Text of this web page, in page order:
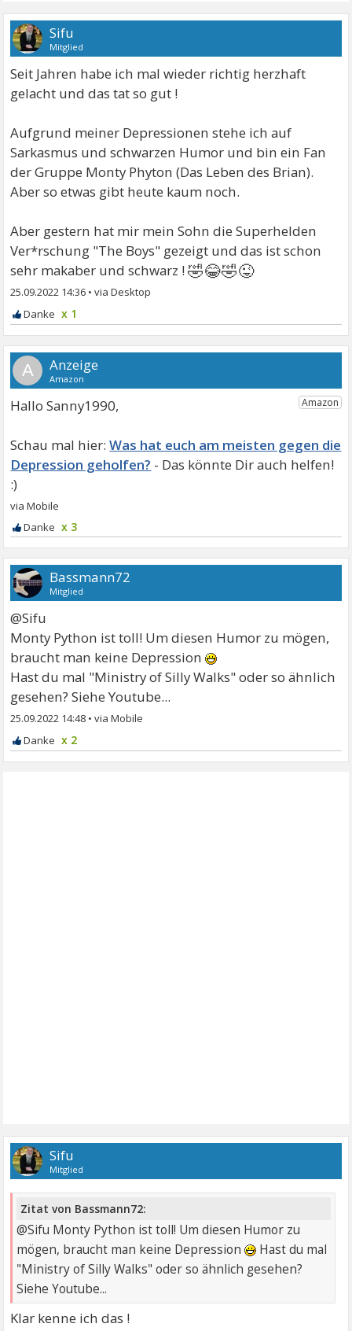
Sifu
Mitglied
Seit Jahren habe ich mal wieder richtig herzhaft
gelacht und das tat so gut !
Aufgrund meiner Depressionen stehe ich auf
Sarkasmus und schwarzen Humor und bin ein Fan
der Gruppe Monty Phyton (Das Leben des Brian).
Aber so etwas gibt heute kaum noch.
Aber gestern hat mir mein Sohn die Superhelden
Ver*rschung "The Boys" gezeigt und das ist schon
sehr makaber und schwarz !🤣😂🤣😜
25.09.2022 14:36 •
x 1
A
Hallo Sanny1990,
Was hat euch am meisten gegen die
Depression geholfen?
x 3
Bassmann72
Mitglied
@Sifu
Monty Python ist toll! Um diesen Humor zu mögen,
braucht man keine Depression
Hast du mal "Ministry of Silly Walks" oder so ähnlich
gesehen? Siehe Youtube...
25.09.2022 14:48 •
x 2
Sifu
Mitglied
Zitat von Bassmann72:
@Sifu Monty Python ist toll! Um diesen Humor zu
mögen, braucht man keine Depression
Hast du mal
"Ministry of Silly Walks" oder so ähnlich gesehen?
Siehe Youtube...
Klar kenne ich das !